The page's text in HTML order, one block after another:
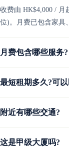
收费由 HK$4,000 / 月
位)。月费已包含家具
月费包含哪些服务?
最短租期多久?可
附近有哪些交通?
这是甲级大厦吗?